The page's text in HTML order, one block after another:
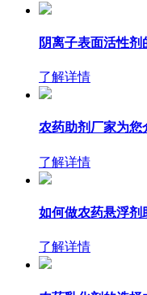
阴离子表面活性
了解详情
农药助剂厂家为您
了解详情
如何做农药悬浮剂
了解详情